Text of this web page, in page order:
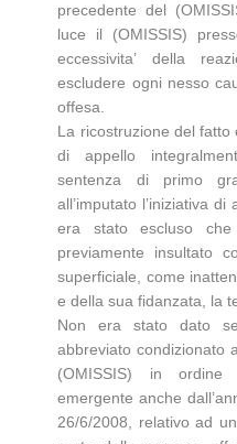
precedente del
luce il (OMISSIS)
eccessivita’ della
escludere ogni nesso
offesa.
La ricostruzione del fatto
di appello
sentenza di primo
all’imputato l’iniziativa
era stato escluso
previamente insultato
superficiale, come
e della sua fidanzata, la
Non era stato dato
abbreviato condizionato
(OMISSIS) in ordine
emergente anche
26/6/2008, relativo ad